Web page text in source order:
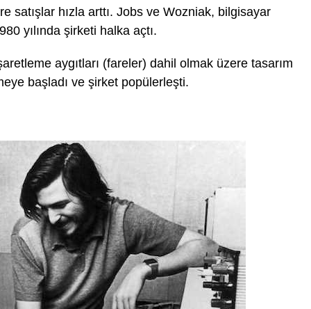
satışlar hızla arttı. Jobs ve Wozniak, bilgisayar
yılında şirketi halka açtı.
aygıtları (fareler) dahil olmak üzere tasarım
başladı ve şirket popülerleşti.